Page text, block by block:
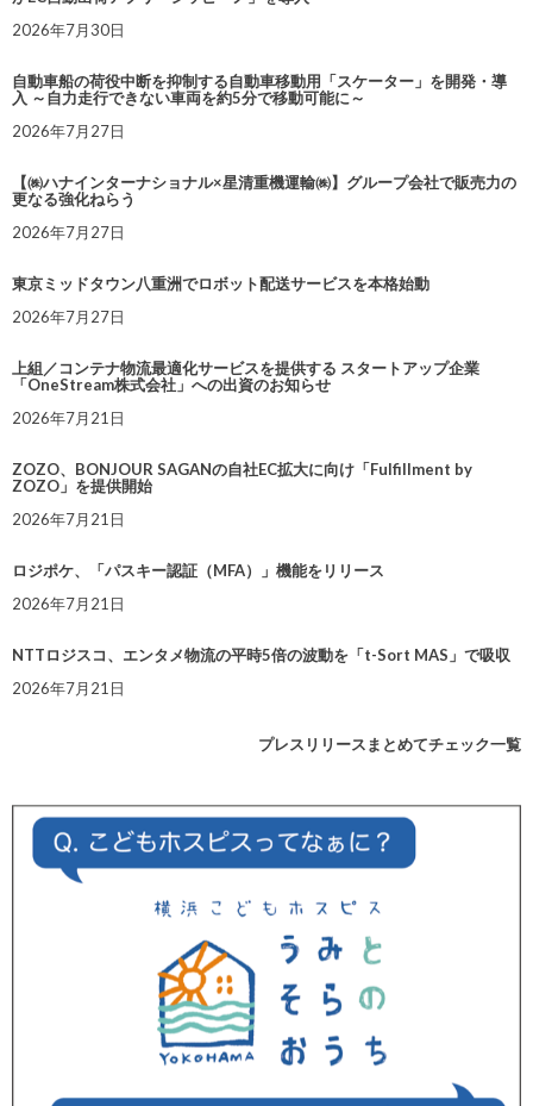
2026年7月30日
自動車船の荷役中断を抑制する自動車移動用「スケーター」を開発・導
入 ～自力走行できない車両を約5分で移動可能に～
2026年7月27日
【㈱ハナインターナショナル×星清重機運輸㈱】グループ会社で販売力の
更なる強化ねらう
2026年7月27日
東京ミッドタウン八重洲でロボット配送サービスを本格始動
2026年7月27日
上組／コンテナ物流最適化サービスを提供する スタートアップ企業
「OneStream株式会社」への出資のお知らせ
2026年7月21日
ZOZO、BONJOUR SAGANの自社EC拡大に向け「Fulfillment by
ZOZO」を提供開始
2026年7月21日
ロジポケ、「パスキー認証（MFA）」機能をリリース
2026年7月21日
NTTロジスコ、エンタメ物流の平時5倍の波動を「t-Sort MAS」で吸収
2026年7月21日
プレスリリースまとめてチェック一覧